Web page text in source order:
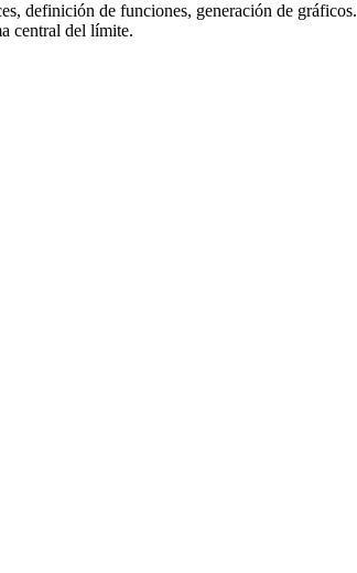
definición de funciones, generación de gráficos.
central del límite.